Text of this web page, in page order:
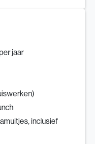
jaar
inclusief